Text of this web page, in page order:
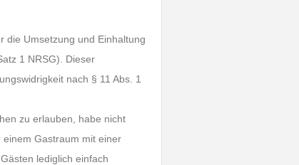
die Umsetzung und Einhaltung
1 NRSG). Dieser
nach § 11 Abs. 1
zu erlauben, habe nicht
Gastraum mit einer
lediglich einfach